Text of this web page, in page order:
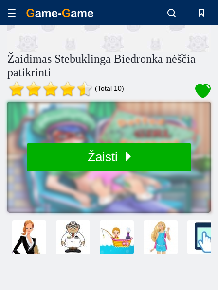
Žaidimas Stebuklinga Biedronka nėščia
patikrinti
(Total 10)
Žaisti